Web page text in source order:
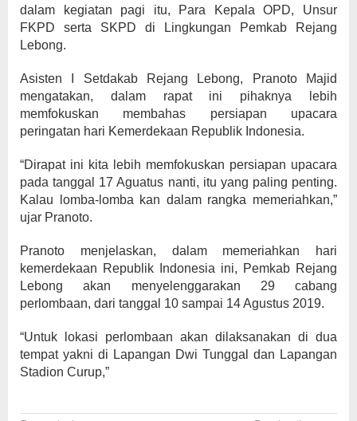
dalam kegiatan pagi itu, Para Kepala OPD, Unsur
FKPD serta SKPD di Lingkungan Pemkab Rejang
Lebong.
Asisten I Setdakab Rejang Lebong, Pranoto Majid
mengatakan, dalam rapat ini pihaknya lebih
memfokuskan membahas persiapan upacara
peringatan hari Kemerdekaan Republik Indonesia.
“Dirapat ini kita lebih memfokuskan persiapan upacara
pada tanggal 17 Aguatus nanti, itu yang paling penting.
Kalau lomba-lomba kan dalam rangka memeriahkan,”
ujar Pranoto.
Pranoto menjelaskan, dalam memeriahkan hari
kemerdekaan Republik Indonesia ini, Pemkab Rejang
Lebong akan menyelenggarakan 29 cabang
perlombaan, dari tanggal 10 sampai 14 Agustus 2019.
“Untuk lokasi perlombaan akan dilaksanakan di dua
tempat yakni di Lapangan Dwi Tunggal dan Lapangan
Stadion Curup,”